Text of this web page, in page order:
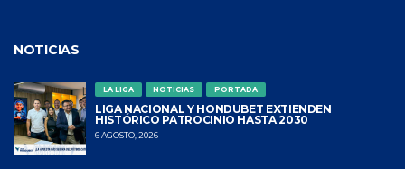
NOTICIAS
LA LIGA NOTICIAS PORTADA
LIGA NACIONAL Y HONDUBET EXTIENDEN
HISTÓRICO PATROCINIO HASTA 2030
6 AGOSTO, 2026